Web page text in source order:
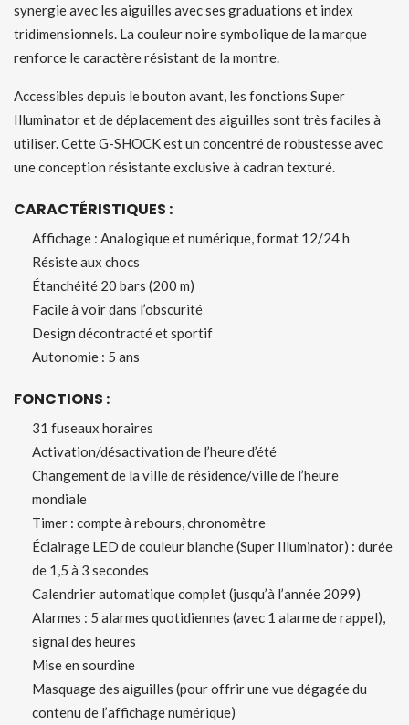
synergie avec les aiguilles avec ses graduations et index
tridimensionnels. La couleur noire symbolique de la marque
renforce le caractère résistant de la montre.
Accessibles depuis le bouton avant, les fonctions Super
Illuminator et de déplacement des aiguilles sont très faciles à
utiliser. Cette G-SHOCK est un concentré de robustesse avec
une conception résistante exclusive à cadran texturé.
CARACTÉRISTIQUES :
Affichage : Analogique et numérique, format 12/24 h
Résiste aux chocs
Étanchéité 20 bars (200 m)
Facile à voir dans l’obscurité
Design décontracté et sportif
Autonomie : 5 ans
FONCTIONS :
31 fuseaux horaires
Activation/désactivation de l’heure d’été
Changement de la ville de résidence/ville de l’heure
mondiale
Timer : compte à rebours, chronomètre
Éclairage LED de couleur blanche (Super Illuminator) : durée
de 1,5 à 3 secondes
Calendrier automatique complet (jusqu’à l’année 2099)
Alarmes : 5 alarmes quotidiennes (avec 1 alarme de rappel),
signal des heures
Mise en sourdine
Masquage des aiguilles (pour offrir une vue dégagée du
contenu de l’affichage numérique)